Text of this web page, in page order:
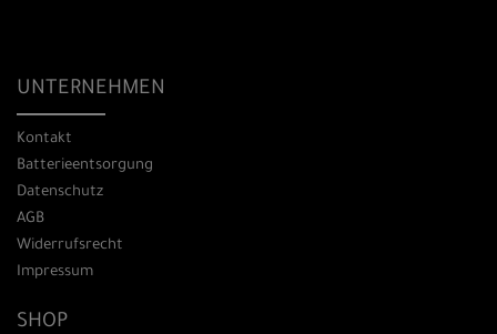
UNTERNEHMEN
Kontakt
Batterieentsorgung
Datenschutz
AGB
Widerrufsrecht
Impressum
SHOP